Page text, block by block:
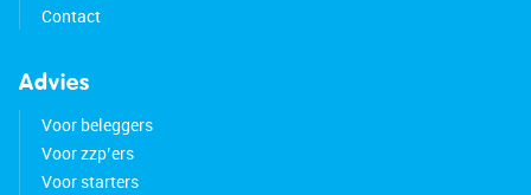
Contact
Advies
Voor beleggers
Voor zzp’ers
Voor starters